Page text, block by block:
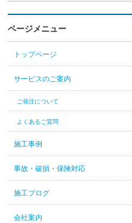
ページメニュー
トップページ
サービスのご案内
ご発注について
よくあるご質問
施工事例
事故・破損・保険対応
施工ブログ
会社案内